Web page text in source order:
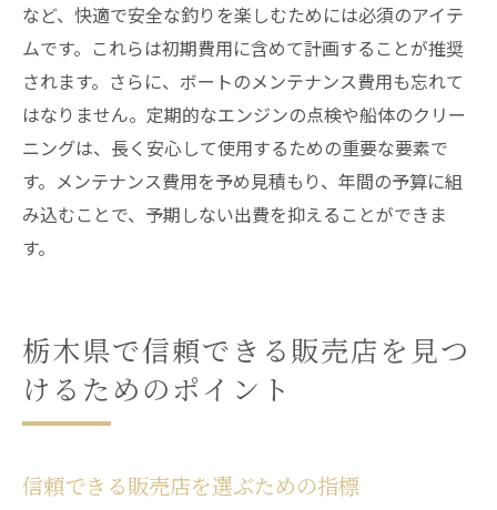
など、快適で安全な釣りを楽しむためには必須のアイテ
ムです。これらは初期費用に含めて計画することが推奨
されます。さらに、ボートのメンテナンス費用も忘れて
はなりません。定期的なエンジンの点検や船体のクリー
ニングは、長く安心して使用するための重要な要素で
す。メンテナンス費用を予め見積もり、年間の予算に組
み込むことで、予期しない出費を抑えることができま
す。
栃木県で信頼できる販売店を見つ
けるためのポイント
信頼できる販売店を選ぶための指標